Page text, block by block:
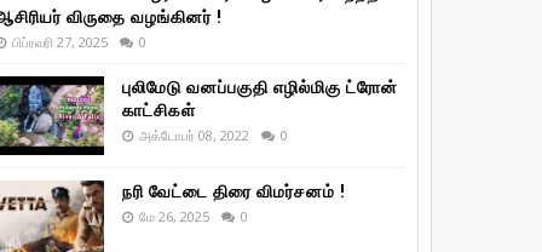
விருதை வழங்கினர் !
பிப்ரவரி 27, 2025 0
புலிமேடு வனப்பகுதி எழில்மிகு ட்ரோன்
காட்சிகள்
அக்டோபர் 08, 2022 0
நரி வேட்டை திரை விமர்சனம் !
மே 26, 2025 0